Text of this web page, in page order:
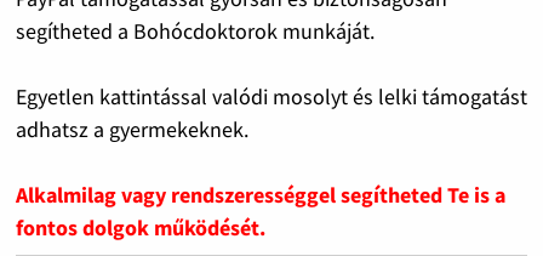
segítheted a Bohócdoktorok munkáját.
Egyetlen kattintással valódi mosolyt és lelki támogatást
adhatsz a gyermekeknek.
Alkalmilag vagy rendszerességgel segítheted Te is a
fontos dolgok működését.